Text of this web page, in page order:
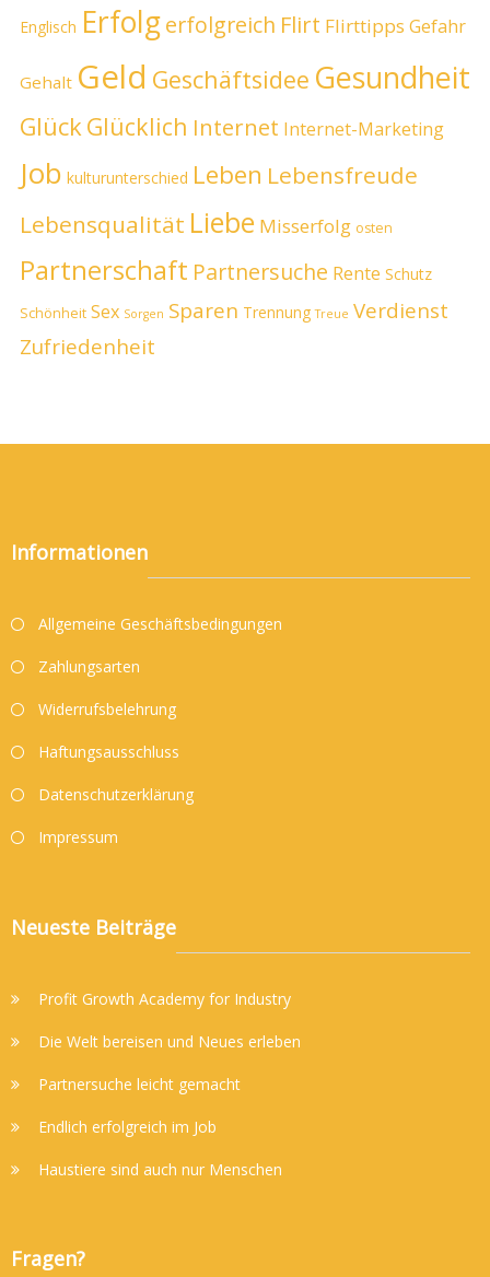
Englisch Erfolgerfolgreich Flirt Flirttipps Gefahr
Gehalt Geld Geschäftsidee Gesundheit
Glück Glücklich Internet Internet-Marketing
Job kulturunterschied Leben Lebensfreude
Lebensqualität Liebe Misserfolg osten
Partnerschaft Partnersuche Rente Schutz
Schönheit Sex Sorgen Sparen Trennung Treue Verdienst
Zufriedenheit
Informationen
Allgemeine Geschäftsbedingungen
Zahlungsarten
Widerrufsbelehrung
Haftungsausschluss
Datenschutzerklärung
Impressum
Neueste Beiträge
Profit Growth Academy for Industry
Die Welt bereisen und Neues erleben
Partnersuche leicht gemacht
Endlich erfolgreich im Job
Haustiere sind auch nur Menschen
Fragen?